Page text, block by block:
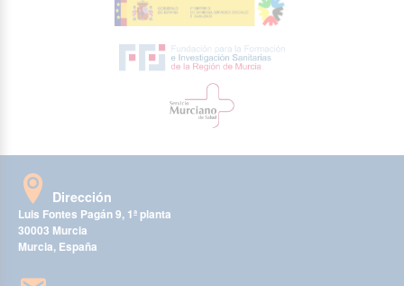
Dirección
Luis Fontes Pagán 9, 1ª planta
30003 Murcia
Murcia, España